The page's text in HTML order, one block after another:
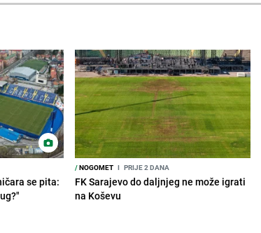
se pita:
/NOGOMET I PRIJE 2 DANA
FK Sarajevo do daljnjeg ne može igrati
na Koševu